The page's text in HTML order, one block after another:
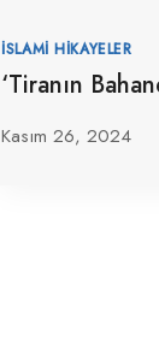
İSLAMI HIKAYELER
‘Tiranın
Kasım 26, 2024